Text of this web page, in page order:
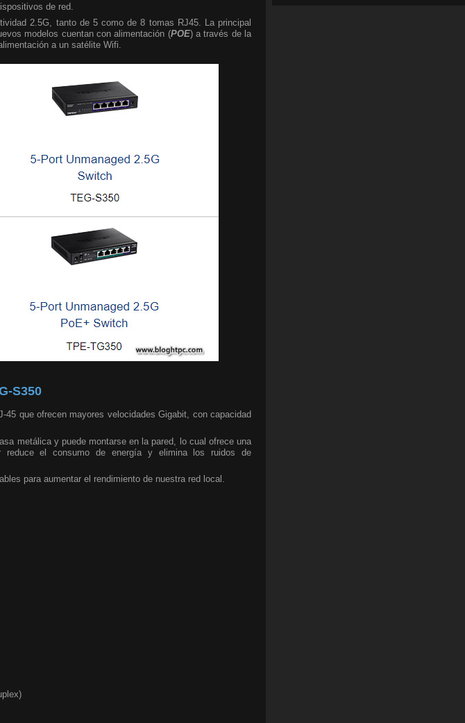
de red.
2.5G, tanto de 5 como de 8 tomas RJ45. La principal
modelos cuentan con alimentación (POE) a través de la
a un satélite Wifi.
S350
que ofrecen mayores velocidades Gigabit, con capacidad
metálica y puede montarse en la pared, lo cual ofrece una
reduce el consumo de energía y elimina los ruidos de
para aumentar el rendimiento de nuestra red local.